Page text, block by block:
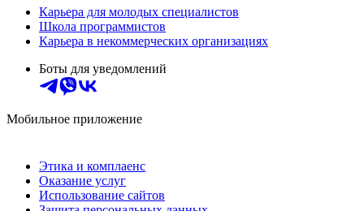
Карьера для молодых специалистов
Школа программистов
Карьера в некоммерческих организациях
Боты для уведомлений
Мобильное приложение
Этика и комплаенс
Оказание услуг
Использование сайтов